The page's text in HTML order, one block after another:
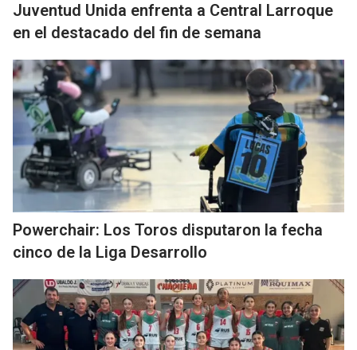
Juventud Unida enfrenta a Central Larroque
en el destacado del fin de semana
Powerchair: Los Toros disputaron la fecha
cinco de la Liga Desarrollo